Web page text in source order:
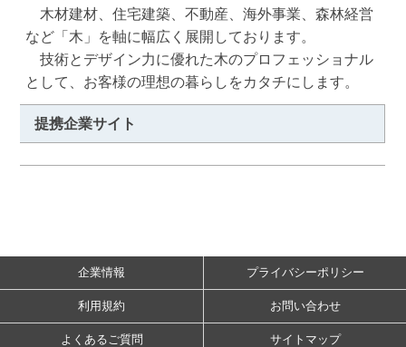
木材建材、住宅建築、不動産、海外事業、森林経営
など「木」を軸に幅広く展開しております。
技術とデザイン力に優れた木のプロフェッショナル
として、お客様の理想の暮らしをカタチにします。
提携企業サイト
企業情報 プライバシーポリシー
利用規約 お問い合わせ
よくあるご質問 サイトマップ